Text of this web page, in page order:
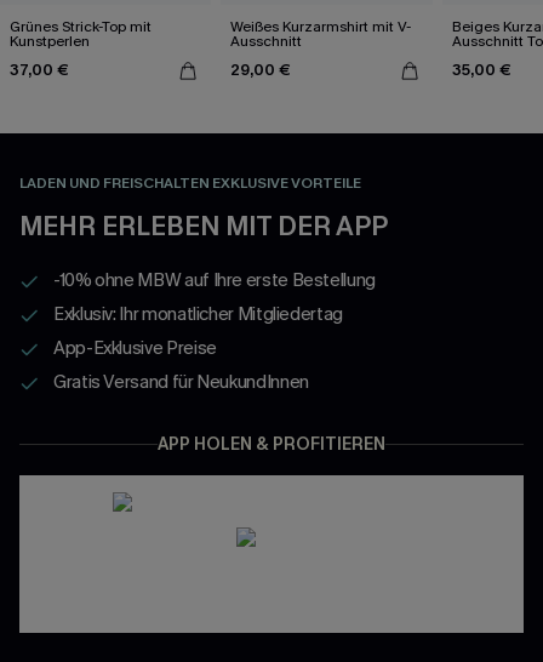
Grünes Strick-Top mit
Kunstperlen
37,00 €
Weißes Kurzarmshirt mit V-
Ausschnitt
29,00 €
Beiges
Ausschnitt
35,00 €
LADEN UND FREISCHALTEN EXKLUSIVE VORTEILE
MEHR ERLEBEN MIT DER APP
-10% ohne MBW auf Ihre erste Bestellung
Exklusiv: Ihr monatlicher Mitgliedertag
App-Exklusive Preise
Gratis Versand für NeukundInnen
APP HOLEN & PROFITIEREN